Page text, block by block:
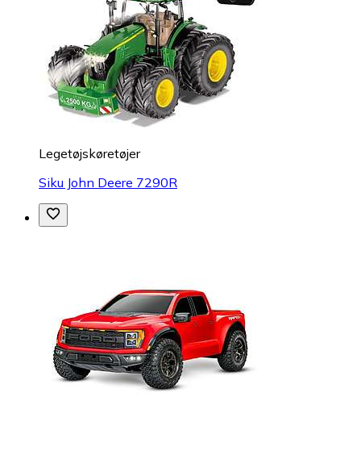
Legetøjskøretøjer
Siku John Deere 7290R